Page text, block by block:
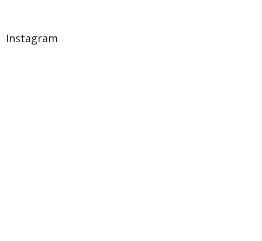
Instagram